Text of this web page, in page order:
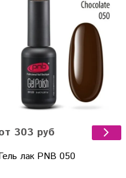
303 руб
лак PNB 050